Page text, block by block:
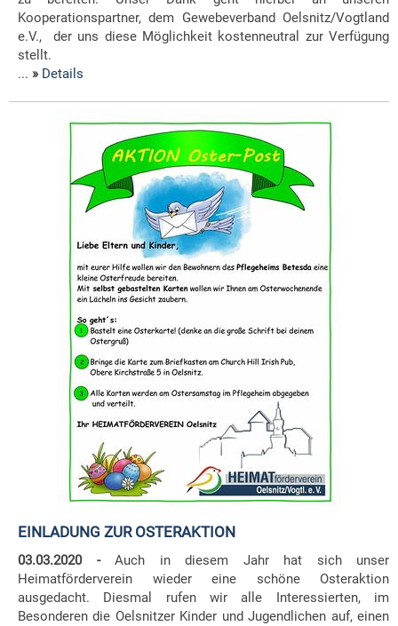
Kooperationspartner, dem Gewebeverband Oelsnitz/Vogtland
e.V., der uns diese Möglichkeit kostenneutral zur Verfügung
stellt.
... » Details
EINLADUNG ZUR OSTERAKTION
03.03.2020 -Auch in diesem Jahr hat sich unser
Heimatförderverein wieder eine schöne Osteraktion
ausgedacht. Diesmal rufen wir alle Interessierten, im
Besonderen die Oelsnitzer Kinder und Jugendlichen auf, einen